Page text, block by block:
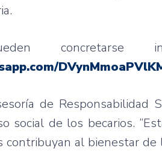
concretarse
de Responsabilidad
de los becarios.
al bienestar de